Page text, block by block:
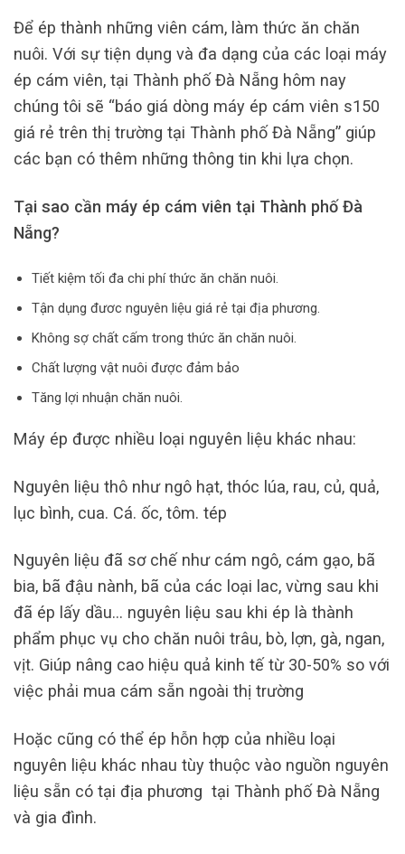
Để ép thành những viên cám, làm thức ăn chăn
nuôi. Với sự tiện dụng và đa dạng của các loại máy
ép cám viên, tại Thành phố Đà Nẵng hôm nay
chúng tôi sẽ “báo giá dòng máy ép cám viên s150
giá rẻ trên thị trường tại Thành phố Đà Nẵng” giúp
các bạn có thêm những thông tin khi lựa chọn.
Tại sao cần máy ép cám viên tại Thành phố Đà
Nẵng?
Tiết kiệm tối đa chi phí thức ăn chăn nuôi.
Tận dụng đươc nguyên liệu giá rẻ tại địa phương.
Không sợ chất cấm trong thức ăn chăn nuôi.
Chất lượng vật nuôi được đảm bảo
Tăng lợi nhuận chăn nuôi.
Máy ép được nhiều loại nguyên liệu khác nhau:
Nguyên liệu thô như ngô hạt, thóc lúa, rau, củ, quả,
lục bình, cua. Cá. ốc, tôm. tép
Nguyên liệu đã sơ chế như cám ngô, cám gạo, bã
bia, bã đậu nành, bã của các loại lac, vừng sau khi
đã ép lấy dầu… nguyên liệu sau khi ép là thành
phẩm phục vụ cho chăn nuôi trâu, bò, lợn, gà, ngan,
vịt. Giúp nâng cao hiệu quả kinh tế từ 30-50% so với
việc phải mua cám sẵn ngoài thị trường
Hoặc cũng có thể ép hỗn hợp của nhiều loại
nguyên liệu khác nhau tùy thuộc vào nguồn nguyên
liệu sẵn có tại địa phương tại Thành phố Đà Nẵng
và gia đình.